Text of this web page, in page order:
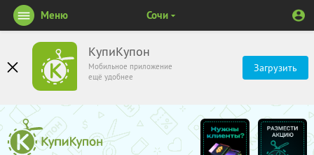
КупиКупон
Мобильное приложение
ещё удобнее
Загрузить
Меню Сочи